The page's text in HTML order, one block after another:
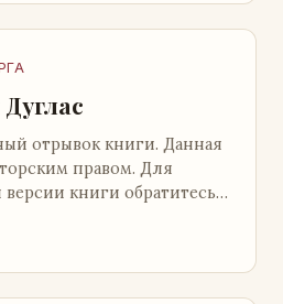
отрывок книги. Данная
правом. Для
книги обратитесь к